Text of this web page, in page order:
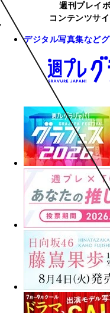
週刊プレイ
コンテンツサ
デジタル写真集など